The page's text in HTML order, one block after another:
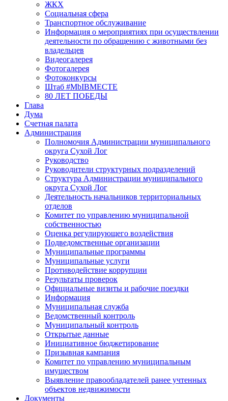
ЖКХ
Социальная сфера
Транспортное обслуживание
Информация о мероприятиях при осуществлении
деятельности по обращению с животными без
владельцев
Видеогалерея
Фотогалерея
Фотоконкурсы
Штаб #MbIBMECTE
80 ЛЕТ ПОБЕДЫ
Глава
Дума
Счетная палата
Администрация
Полномочия Администрации муниципального
округа Сухой Лог
Руководство
Руководители структурных подразделений
Структура Администрации муниципального
округа Сухой Лог
Деятельность начальников территориальных
отделов
Комитет по управлению муниципальной
собственностью
Оценка регулирующего воздействия
Подведомственные организации
Муниципальные программы
Муниципальные услуги
Противодействие коррупции
Результаты проверок
Официальные визиты и рабочие поездки
Информация
Муниципальная служба
Ведомственный контроль
Муниципальный контроль
Открытые данные
Инициативное бюджетирование
Призывная кампания
Комитет по управлению муниципальным
имуществом
Выявление правообладателей ранее учтенных
объектов недвижимости
Документы